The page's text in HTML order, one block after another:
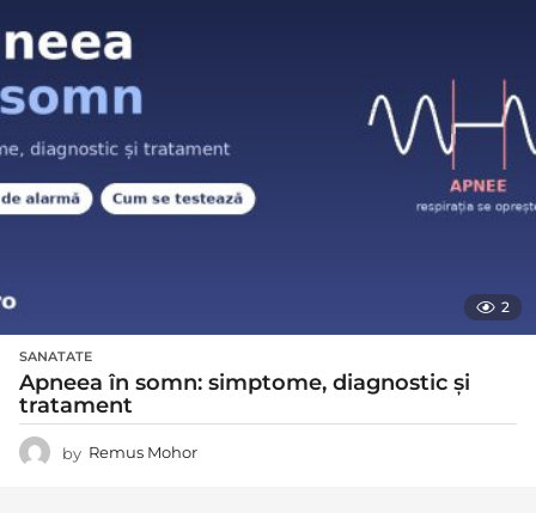
2
SANATATE
Apneea în somn: simptome, diagnostic și
tratament
by Remus Mohor